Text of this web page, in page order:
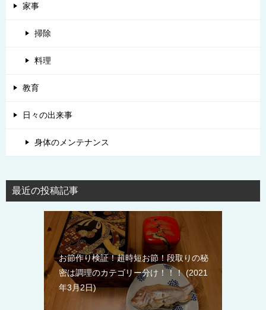
家事
掃除
料理
教育
日々の出来事
身体のメンテナンス
最近の投稿記事
お節作り検証！超時短お節！段取りの秘
密は調理のカテゴリー分け！！！ 2021
年3月2日